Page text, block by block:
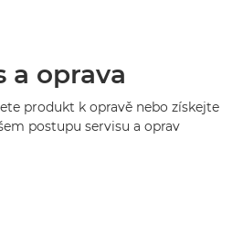
a oprava
produkt k opravě nebo získejte
postupu servisu a oprav